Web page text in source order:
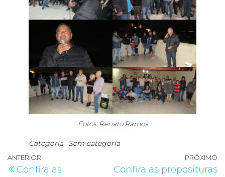
Fotos: Renato Ramos
Categoria Sem categoria
Navegação
Post
anterior
ANTERIOR
Confira as
PRÓXIMO
Confira as proposituras